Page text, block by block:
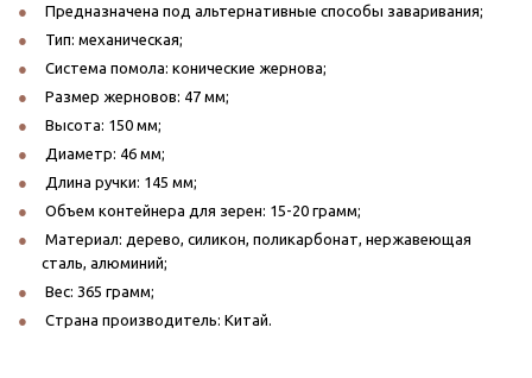
Предназначена под альтернативные способы заваривания;
Тип: механическая;
Система помола: конические жернова;
Размер жерновов: 47 мм;
Высота: 150 мм;
Диаметр: 46 мм;
Длина ручки: 145 мм;
Объем контейнера для зерен: 15-20 грамм;
Материал: дерево, силикон, поликарбонат, нержавеющая
сталь, алюминий;
Вес: 365 грамм;
Страна производитель: Китай.